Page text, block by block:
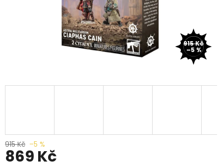
915 Kč
–5 %
915 Kč –5 %
869 Kč